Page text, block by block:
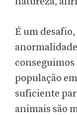
É um
população
suficiente
animais são